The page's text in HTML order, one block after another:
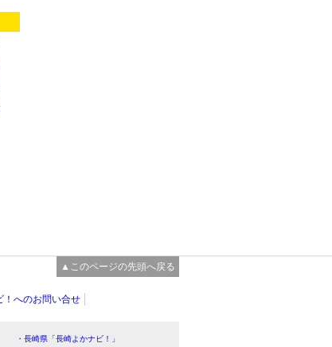
▲このページの先頭へ戻る
！へのお問い合せ
・長崎県「長崎よかナビ！」